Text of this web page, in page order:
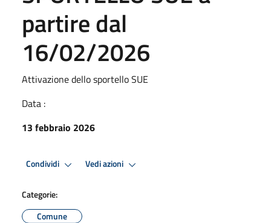
partire dal
16/02/2026
Attivazione dello sportello SUE
Data :
13 febbraio 2026
Condividi Vedi azioni
Categorie:
Comune